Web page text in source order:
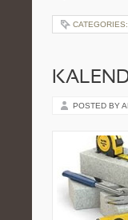
CATEGORIES:
POSTED BY